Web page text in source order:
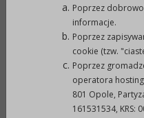
Konkurs przeznaczony
pozarządowych
rozumieniu art. 3
działalności pożytku
U. Nr 96, poz. 873 z
Poprzez
informacje.
Poprzez
cookie (tzw.
Poprzez
operatora
801 Opole,
161531534, KRS: